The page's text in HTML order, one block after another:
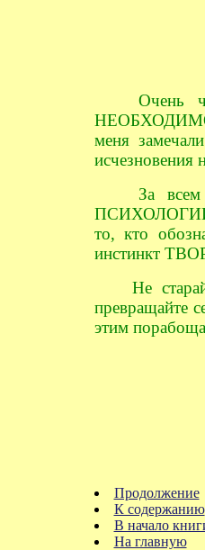
Очень
меня
исчезновения
За всем
ПСИХОЛОГИИ
то, кто
инстинкт
Не
превращайте
этим
Продолжение
К содержанию
В начало
На главную